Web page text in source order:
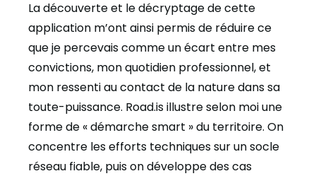
La découverte et le décryptage de cette
application m’ont ainsi permis de réduire ce
que je percevais comme un écart entre mes
convictions, mon quotidien professionnel, et
mon ressenti au contact de la nature dans sa
toute-puissance. Road.is illustre selon moi une
forme de « démarche smart » du territoire. On
concentre les efforts techniques sur un socle
réseau fiable, puis on développe des cas